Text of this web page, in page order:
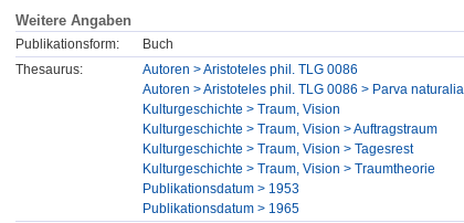
Weitere Angaben
Publikationsform:
Buch
Thesaurus:
Autoren > Aristoteles phil. TLG 0086
Autoren > Aristoteles phil. TLG 0086 > Parva naturalia
Kulturgeschichte > Traum, Vision
Kulturgeschichte > Traum, Vision > Auftragstraum
Kulturgeschichte > Traum, Vision > Tagesrest
Kulturgeschichte > Traum, Vision > Traumtheorie
Publikationsdatum > 1953
Publikationsdatum > 1965